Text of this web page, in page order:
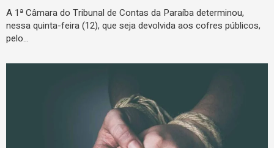
A 1ª Câmara do Tribunal de Contas da Paraíba determinou,
nessa quinta-feira (12), que seja devolvida aos cofres públicos,
pelo…